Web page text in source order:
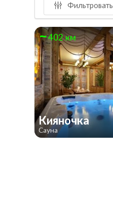
Фильтровать
402 км
Кияночка
Сауна